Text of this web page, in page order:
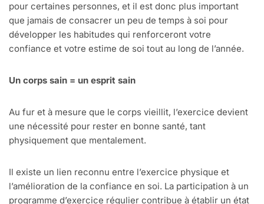
pour certaines personnes, et il est donc plus important
que jamais de consacrer un peu de temps à soi pour
développer les habitudes qui renforceront votre
confiance et votre estime de soi tout au long de l’année.
Un corps sain = un esprit sain
Au fur et à mesure que le corps vieillit, l’exercice devient
une nécessité pour rester en bonne santé, tant
physiquement que mentalement.
Il existe un lien reconnu entre l’exercice physique et
l’amélioration de la confiance en soi. La participation à un
programme d’exercice régulier contribue à établir un état